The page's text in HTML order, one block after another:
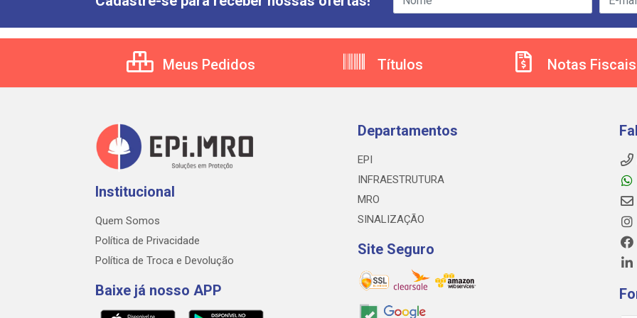
Meus Pedidos Títulos Notas Fiscais
Institucional
Quem Somos
Política de Privacidade
Política de Troca e Devolução
Baixe já nosso APP
Departamentos
EPI
INFRAESTRUTURA
MRO
SINALIZAÇÃO
Site Seguro